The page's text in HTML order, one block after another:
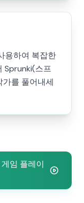
용하여 복잡한
Sprunki(스프
를 풀어내세
임 플레이